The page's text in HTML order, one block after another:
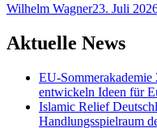
Wilhelm Wagner23. Juli
Aktuelle News
EU-Sommerakademie
entwickeln Ideen für
Islamic Relief
Handlungsspielraum